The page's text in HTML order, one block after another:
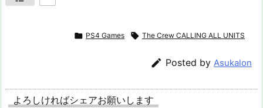
 PS4 Games  The Crew CALLING ALL UNITS
 Posted by Asukalon
よろしければシェアお願いします